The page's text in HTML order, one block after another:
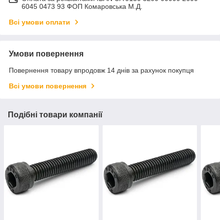
6045 0473 93 ФОП Комаровська М.Д.
Всі умови оплати
Умови повернення
Повернення товару впродовж 14 днів за рахунок покупця
Всі умови повернення
Подібні товари компанії